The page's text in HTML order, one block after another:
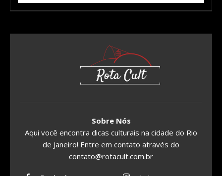
Sobre Nós
Aqui você encontra dicas culturais na cidade do Rio
de Janeiro! Entre em contato através do
contato@rotacult.com.br